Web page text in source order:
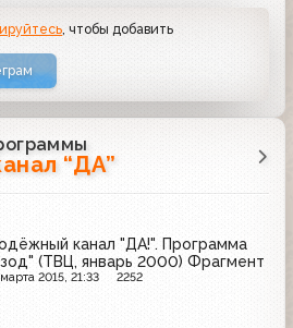
, чтобы добавить
“ДА”
канал "ДА!". Программа
(ТВЦ, январь 2000) Фрагмент
2015, 21:33 2252